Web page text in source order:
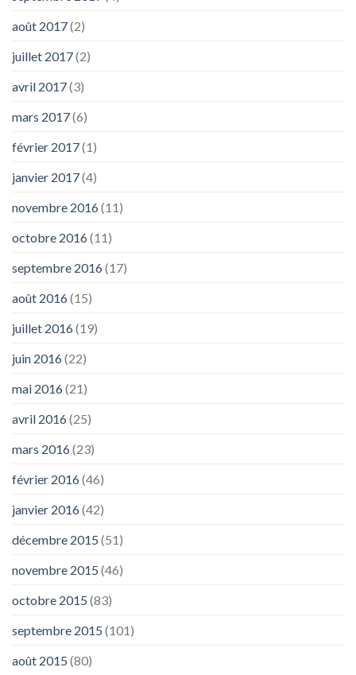
août 2017(2)
juillet 2017(2)
avril 2017(3)
mars 2017(6)
février 2017(1)
janvier 2017(4)
novembre 2016(11)
octobre 2016(11)
septembre 2016(17)
août 2016(15)
juillet 2016(19)
juin 2016(22)
mai 2016(21)
avril 2016(25)
mars 2016(23)
février 2016(46)
janvier 2016(42)
décembre 2015 (51)
novembre 2015 (46)
octobre 2015 (83)
septembre 2015 (101)
août 2015 (80)